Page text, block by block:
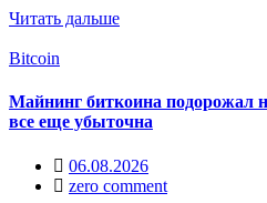
Читать дальше
Bitcoin
Майнинг биткоина подорожал
все еще убыточна
06.08.2026
zero comment